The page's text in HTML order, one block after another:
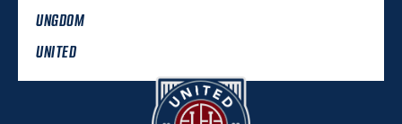
UNGDOM
UNITED